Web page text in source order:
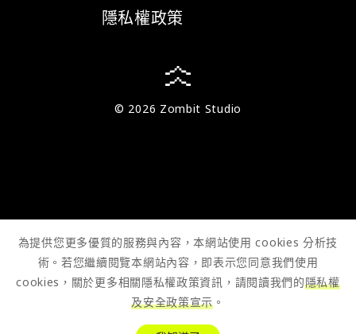
隱私權政策
© 2026 Zombit Studio
為提供您更多優質的服務與內容，本網站使用 cookies 分析技
術。若您繼續閱覽本網站內容，即表示您同意我們使用
cookies，關於更多相關隱私權政策資訊，請閱讀我們的隱私權
及安全政策宣示 。